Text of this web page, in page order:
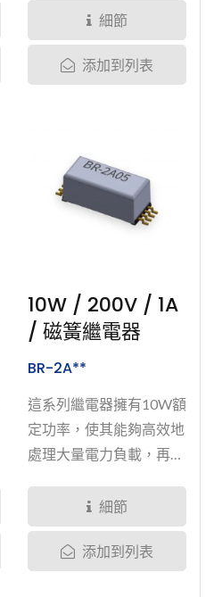
細節
添加到列表
10W / 200V / 1A
/ 磁簧繼電器
BR-2A**
這系列繼電器擁有10W額
定功率，使其能夠高效地
處理大量電力負載，再加
壓與高達... 細節
添加到列表